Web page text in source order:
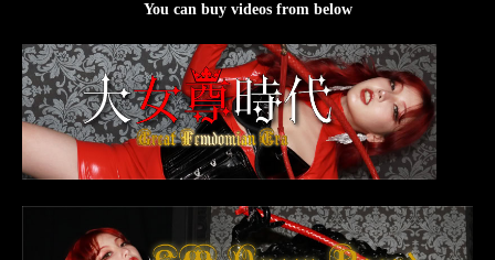
You can buy videos from below